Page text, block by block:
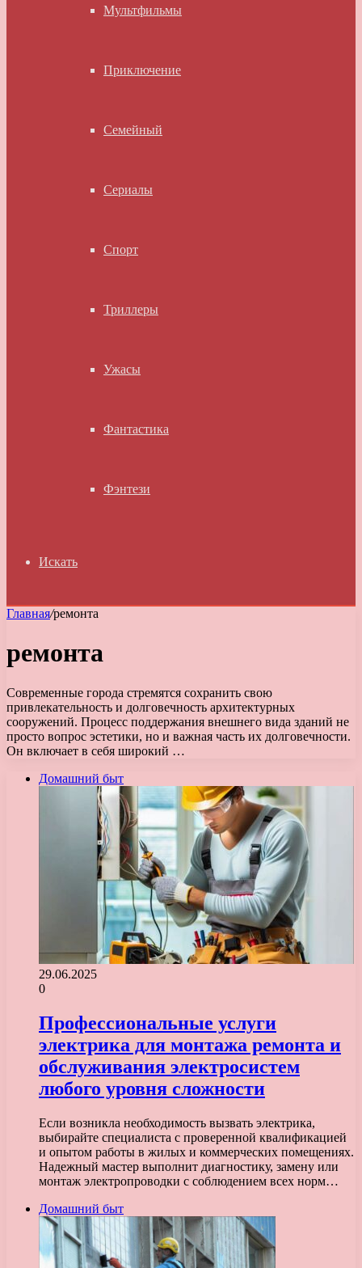
Мультфильмы
Приключение
Семейный
Сериалы
Спорт
Триллеры
Ужасы
Фантастика
Фэнтези
Искать
Главная/ремонта
ремонта
Современные города стремятся сохранить свою
привлекательность и долговечность архитектурных
сооружений. Процесс поддержания внешнего вида зданий не
просто вопрос эстетики, но и важная часть их долговечности.
Он включает в себя широкий …
Домашний быт
29.06.2025
0
Профессиональные услуги
электрика для монтажа ремонта и
обслуживания электросистем
любого уровня сложности
Если возникла необходимость вызвать электрика,
выбирайте специалиста с проверенной квалификацией
и опытом работы в жилых и коммерческих помещениях.
Надежный мастер выполнит диагностику, замену или
монтаж электропроводки с соблюдением всех норм…
Домашний быт